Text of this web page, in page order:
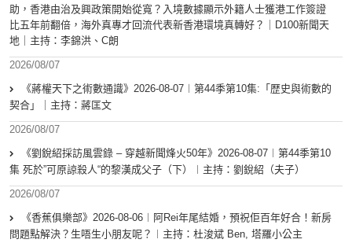
助，香港由治及興政策開始從寬？入境數據顯示外籍人士獲港工作簽證
比五年前翻倍，海外真專才回流代表新香港環境真轉好？｜D100新聞天
地｜主持：李錦洪、C朗
2026/08/07
《蔣權天下之術數通識》2026-08-07︱第44季第10集:「歴史與術數的
契合」｜主持：蔣匡文
2026/08/07
《劉銳紹採訪風雲錄 – 穿越新聞烽火50年》2026-08-07︱第44季第10
集 死於”可原諒殺人“的黎漢成父子（下）︱主持：劉銳紹（夫子）
2026/08/07
《香蕉俱樂部》2026-08-06︱阿Rei年尾結婚，預祝佢百年好合！新房
問題點解決？生唔生小朋友呢？︱主持：杜浚斌 Ben, 塔羅小公主